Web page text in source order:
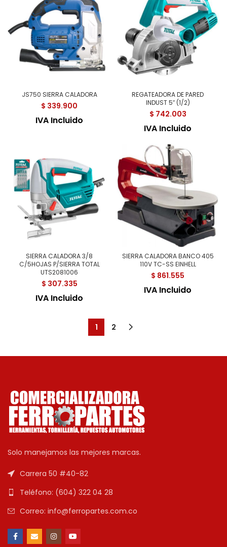
JS750 SIERRA CALADORA
$ 339.900
IVA Incluido
REGATEADORA DE PARED
INDUST 5″ (1/2)
$ 742.003
IVA Incluido
SIERRA CALADORA 3/8
C/5HOJAS P/SIERRA TOTAL
UTS2081006
$ 307.335
IVA Incluido
SIERRA CALADORA BANCO 405
110V TC-SS EINHELL
$ 861.555
IVA Incluido
1 2
Solo manejamos las mejores marcas.
Carrera 50 #40-82
Teléfono: (604) 322 04 28
Correo: info@ferropartes.com.co